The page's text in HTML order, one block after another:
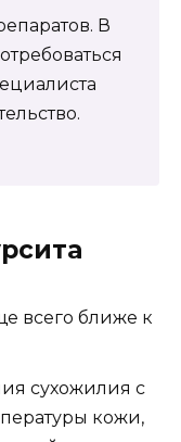
В
всего ближе к
сухожилия с
кожи,